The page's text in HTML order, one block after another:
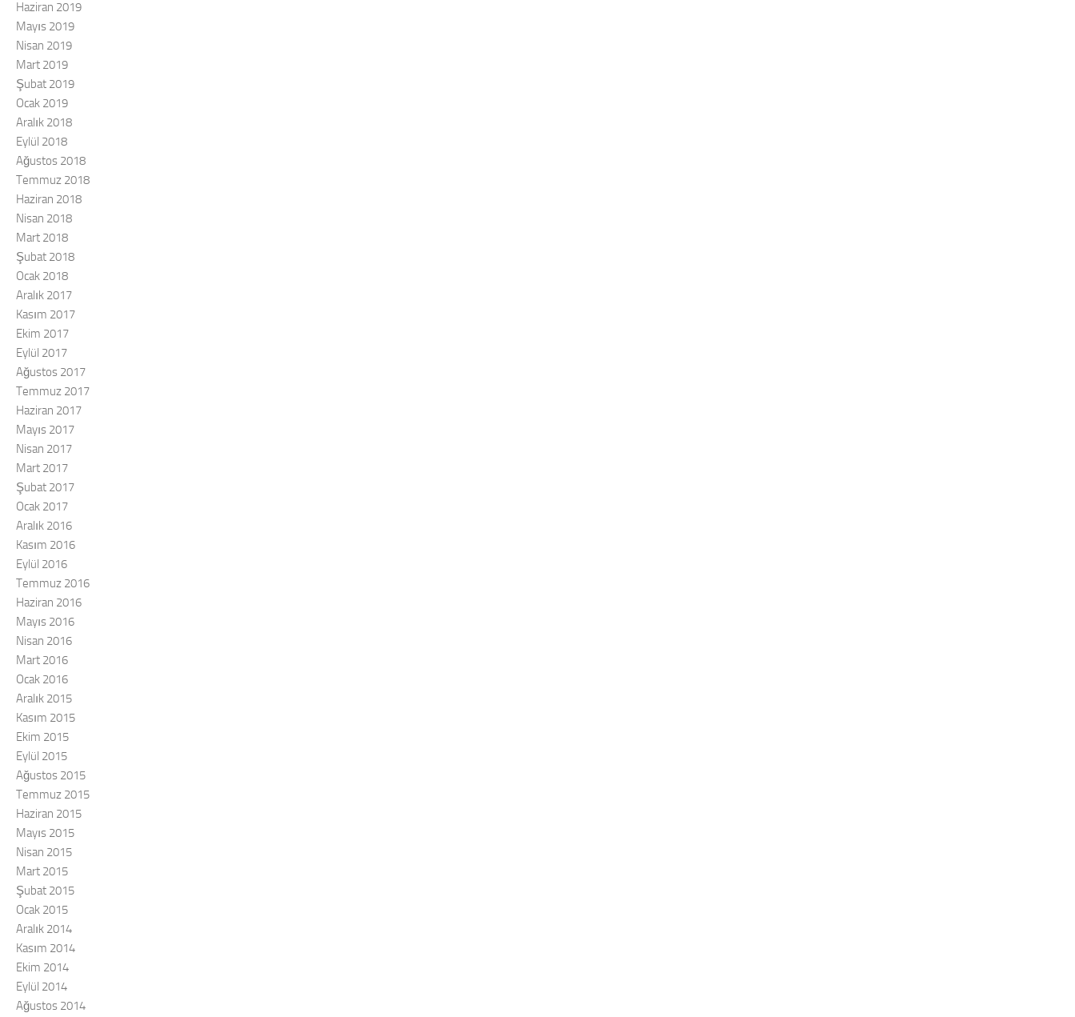
Haziran 2019
Mayıs 2019
Nisan 2019
Mart 2019
Şubat 2019
Ocak 2019
Aralık 2018
Eylül 2018
Ağustos 2018
Temmuz 2018
Haziran 2018
Nisan 2018
Mart 2018
Şubat 2018
Ocak 2018
Aralık 2017
Kasım 2017
Ekim 2017
Eylül 2017
Ağustos 2017
Temmuz 2017
Haziran 2017
Mayıs 2017
Nisan 2017
Mart 2017
Şubat 2017
Ocak 2017
Aralık 2016
Kasım 2016
Eylül 2016
Temmuz 2016
Haziran 2016
Mayıs 2016
Nisan 2016
Mart 2016
Ocak 2016
Aralık 2015
Kasım 2015
Ekim 2015
Eylül 2015
Ağustos 2015
Temmuz 2015
Haziran 2015
Mayıs 2015
Nisan 2015
Mart 2015
Şubat 2015
Ocak 2015
Aralık 2014
Kasım 2014
Ekim 2014
Eylül 2014
Ağustos 2014